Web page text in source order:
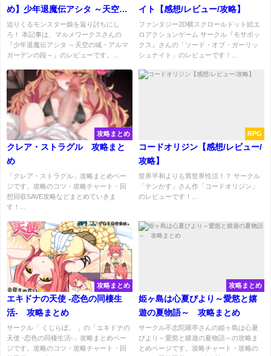
め】少年退魔伝アシタ ～天空の
城・アルマガーデンの段～
迫りくるモンスター娘を返り討ちにし
ろ！ 本記事は、マルメワークスさんの
『少年退魔伝アシタ ～天空の城・アルマ
ガーデンの段～』のレビューです。...
イト【感想/レビュー/攻略】
ファンタジー2D横スクロールドット絵エ
ロアクションゲーム サークル『モサボッ
クス』さんの「ソード・オブ・ガーリッ
シュナイト」のレビューです！...
攻略まとめ
クレア・ストラグル 攻略まと
め
「クレア・ストラグル」攻略まとめペー
ジです。攻略のコツ・攻略チャート・回
想回収SAVE攻略などまとめていきま
す！...
RPG
コードオリジン【感想/レビュー/
攻略】
世界平和よりも異世界性活！？ サークル
「テンかす」さん作「コードオリジン」
のレビューです！...
攻略まとめ
エキドナの天使 -恋色の同棲生
活- 攻略まとめ
サークル「 くじらぼ。 」の「エキドナの
天使 -恋色の同棲生活-」攻略まとめペー
ジです。攻略のコツ・攻略チャート・回
攻略まとめ
姫ヶ島は心夏びより～愛慾と嬉
遊の夏物語～ 攻略まとめ
サークル不志陀羅亭さんの姫ヶ島は心夏
びより～愛慾と嬉遊の夏物語～の攻略ま
とめページです。攻略チャート・攻略の